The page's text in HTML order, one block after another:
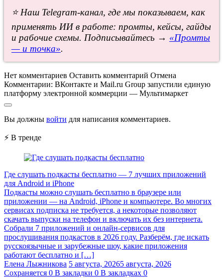
⭐ Наш Telegram-канал, где мы показываем, как
применять ИИ в работе: промты, кейсы, гайды
и рабочие схемы. Подписывайтесь → «Промты
— и точка».
Нет комментариев Оставить комментарий Отмена
Комментарии: ВКонтакте и Mail.ru Group запустили единую
платформу электронной коммерции — Мультимаркет
Вы должны войти для написания комментариев.
⚡ В тренде
Где слушать подкасты бесплатно — 7 лучших приложений
для Android и iPhone
Подкасты можно слушать бесплатно в браузере или
приложении — на Android, iPhone и компьютере. Во многих
сервисах подписка не требуется, а некоторые позволяют
скачать выпуски на телефон и включать их без интернета.
Собрали 7 приложений и онлайн-сервисов для
прослушивания подкастов в 2026 году. Разберём, где искать
русскоязычные и зарубежные шоу, какие приложения
работают бесплатно и […]
Елена Лыжникова 5 августа, 20265 августа, 2026
Сохраняется 0 В закладки 0 В закладках 0